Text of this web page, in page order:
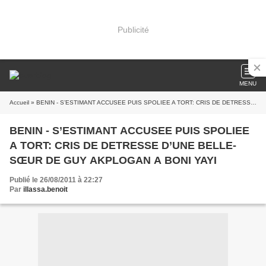
Publicité
MENU
Accueil » BENIN - S’ESTIMANT ACCUSEE PUIS SPOLIEE A TORT: CRIS DE DETRESSE D’UNE BELLE-SŒUR DE GUY AKPLOGAN A BONI YAYI
BENIN - S’ESTIMANT ACCUSEE PUIS SPOLIEE
A TORT: CRIS DE DETRESSE D’UNE BELLE-
SŒUR DE GUY AKPLOGAN A BONI YAYI
Publié le 26/08/2011 à 22:27
Par illassa.benoit